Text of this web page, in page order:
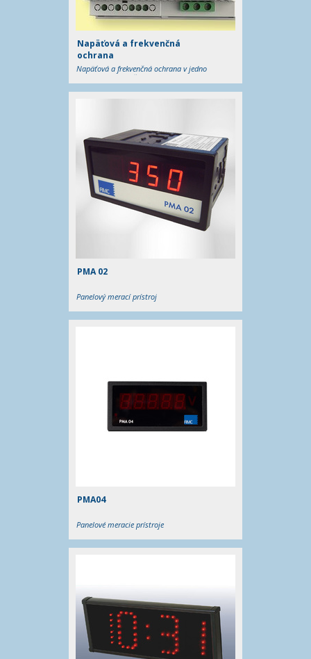
Napäťová a frekvenčná
ochrana
Napäťová a frekvenčná ochrana v jedno
aj trojfázových inštaláciách
fotovoltických systémov
PMA 02
Panelový merací prístroj
PMA04
Panelové meracie prístroje